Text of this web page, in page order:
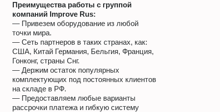
Преимущества работы с группой
компаний Improve Rus:
— Привезем оборудование из любой
точки мира.
— Сеть партнеров в таких странах, как:
США, Китай Германия, Бельгия, Франция,
Гонконг, страны Снг.
— Держим остаток популярных
комплектующих под постоянных клиентов
на складе в РФ.
— Предоставляем любые варианты
рассрочки платежа и гибкую систему